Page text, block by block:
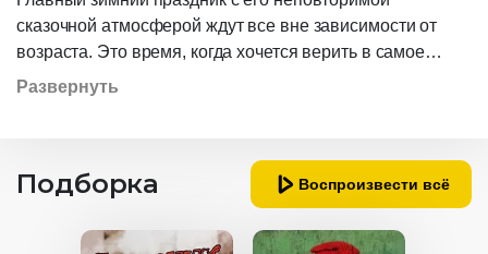
сказочной атмосферой ждут все вне зависимости от
возраста. Это время, когда хочется верить в самое
доброе, самое светлое, дарить родным и близким
каждым из нас, даже с самыми закоренелыми
скептиками, серьезными, взрослыми людьми. Впрочем,
ощутить новогоднюю магию можно не только зимой,
ведь существует вполне реальное чудо, созданное
Развернуть
Подборка Воспроизвести всё